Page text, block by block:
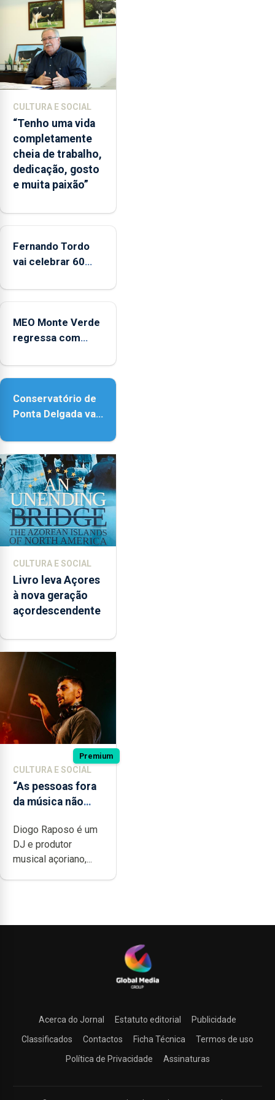
terceira
vez
desde
o
início
da
época
balnear
CULTURA E SOCIAL
“Tenho uma vida
completamente
cheia de trabalho,
dedicação, gosto
e muita paixão”
Fernando Tordo
vai celebrar 60
no Coliseu
MEO Monte Verde
regressa com
acessibilidade
Conservatório de
Ponta Delgada vai
instrumentos
CULTURA E SOCIAL
Livro leva Açores
à nova geração
açordescendente
Premium
CULTURA E SOCIAL
“As pessoas fora
da música não
quão difícil é
produzir uma
música”
Diogo Raposo é um
DJ e produtor
musical açoriano,...
Acerca do Jornal Estatuto editorial
Publicidade
Classificados
Contactos Ficha Técnica
Termos de uso
Política de Privacidade
Assinaturas